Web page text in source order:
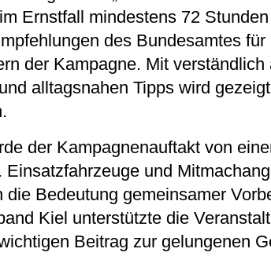
Ernstfall mindestens 72
des Bundesamtes
der Kampagne. Mit
alltagsnahen Tipps wird
der Kampagnenauftakt von
Einsatzfahrzeuge und
die Bedeutung gemeinsamer
Kiel unterstützte die
Beitrag zur gelungenen